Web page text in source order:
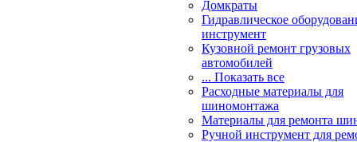
Домкраты
Гидравлическое
инструмент
Кузовной ремонт грузовых
автомобилей
... Показать все
Расходные материалы для
шиномонтажа
Материалы для ремонта
Ручной инструмент для